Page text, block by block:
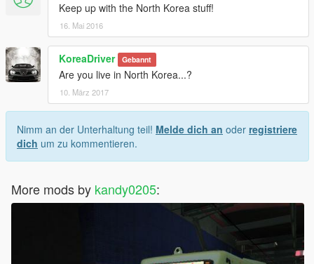
Keep up with the North Korea stuff!
16. Mai 2016
KoreaDriver Gebannt
Are you live in North Korea...?
10. März 2017
Nimm an der Unterhaltung teil! Melde dich an oder registriere
dich um zu kommentieren.
More mods by kandy0205: